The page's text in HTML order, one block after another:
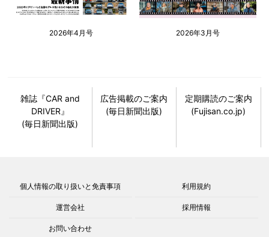
2026年4月号 2026年3月号
雑誌『CAR and
DRIVER』
(毎日新聞出版)
広告掲載のご案内
(毎日新聞出版)
定期購読のご案内
(Fujisan.co.jp)
個人情報の取り扱いと免責事項 利用規約
運営会社 採用情報
お問い合わせ